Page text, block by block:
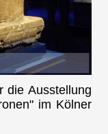
die Ausstellung
im Kölner